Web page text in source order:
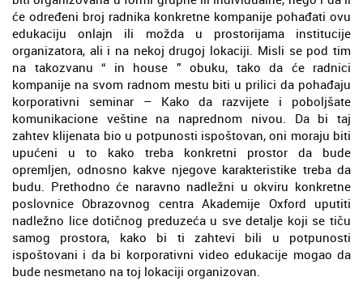
će određeni broj radnika konkretne kompanije pohađati ovu
edukaciju onlajn ili možda u prostorijama institucije
organizatora, ali i na nekoj drugoj lokaciji. Misli se pod tim
na takozvanu “ in house ” obuku, tako da će radnici
kompanije na svom radnom mestu biti u prilici da pohađaju
korporativni seminar – Kako da razvijete i poboljšate
komunikacione veštine na naprednom nivou. Da bi taj
zahtev klijenata bio u potpunosti ispoštovan, oni moraju biti
upućeni u to kako treba konkretni prostor da bude
opremljen, odnosno kakve njegove karakteristike treba da
budu. Prethodno će naravno nadležni u okviru konkretne
poslovnice Obrazovnog centra Akademije Oxford uputiti
nadležno lice dotičnog preduzeća u sve detalje koji se tiču
samog prostora, kako bi ti zahtevi bili u potpunosti
ispoštovani i da bi korporativni video edukacije mogao da
bude nesmetano na toj lokaciji organizovan.